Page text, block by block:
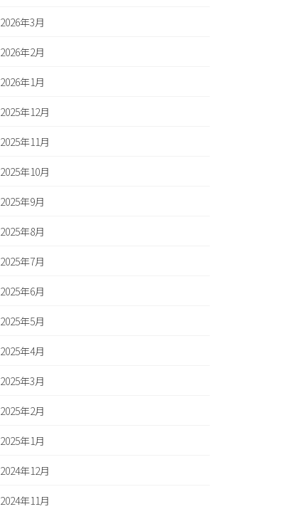
2026年3月
2026年2月
2026年1月
2025年12月
2025年11月
2025年10月
2025年9月
2025年8月
2025年7月
2025年6月
2025年5月
2025年4月
2025年3月
2025年2月
2025年1月
2024年12月
2024年11月